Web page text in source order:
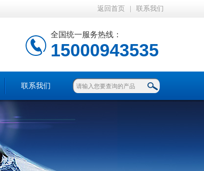
返回首页 联系我们
全国统一服务热线：
15000943535
联系我们